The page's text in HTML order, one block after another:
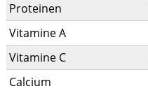
Proteinen
Vitamine A
Vitamine C
Calcium